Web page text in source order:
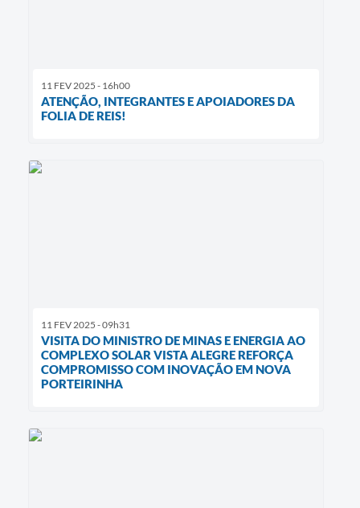
11 FEV 2025 - 16h00
ATENÇÃO, INTEGRANTES E APOIADORES DA
FOLIA DE REIS!
11 FEV 2025 - 09h31
VISITA DO MINISTRO DE MINAS E ENERGIA AO
COMPLEXO SOLAR VISTA ALEGRE REFORÇA
COMPROMISSO COM INOVAÇÃO EM NOVA
PORTEIRINHA